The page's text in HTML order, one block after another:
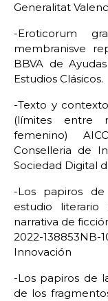
Generalitat
-Eroticorum
membranisve
BBVA de
Estudios Clásicos.
-Texto y
(límites entre
femenino)
Conselleria de
Sociedad Digital
-Los papiros
estudio
narrativa de
2022-
Innovación
-Los papiros de
de los